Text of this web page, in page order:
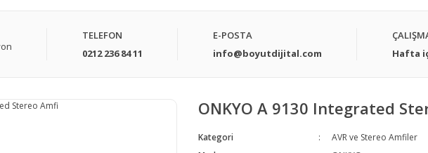
TELEFON
0212 236 84 11
E-POSTA
info@boyutdijital.com
Hafta
ONKYO A 9130 Integrated
Kategori
AVR ve Stereo Amfiler